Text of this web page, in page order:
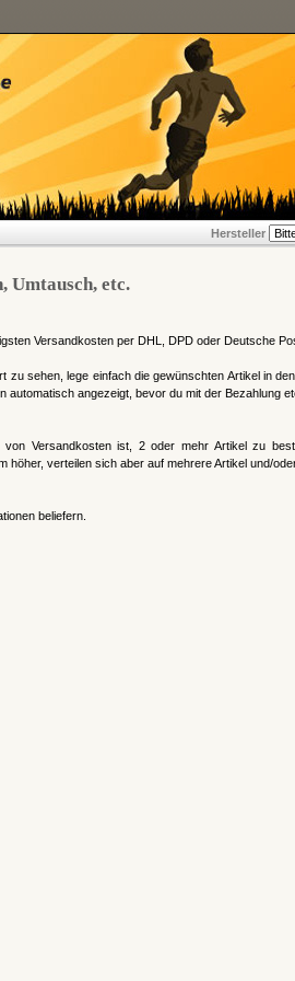
Hersteller
Umtausch, etc.
Versandkosten per DHL, DPD oder Deutsche
zu sehen, lege einfach die gewünschten Artikel in
automatisch angezeigt, bevor du mit der Bezahlung
Versandkosten ist, 2 oder mehr Artikel zu
höher, verteilen sich aber auf mehrere Artikel und/
beliefern.